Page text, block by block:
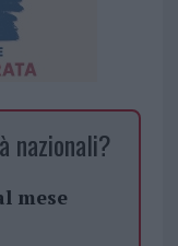
nazionali?
mese